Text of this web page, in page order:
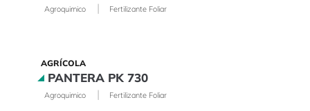
Agroquimico | Fertilizante Foliar
AGRÍCOLA
PANTERA PK 730
Agroquimico | Fertilizante Foliar